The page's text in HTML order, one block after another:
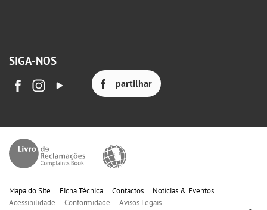
SIGA-NOS
partilhar
Mapa do Site Ficha Técnica Contactos
Notícias & Eventos
Acessibilidade
Conformidade Avisos Legais